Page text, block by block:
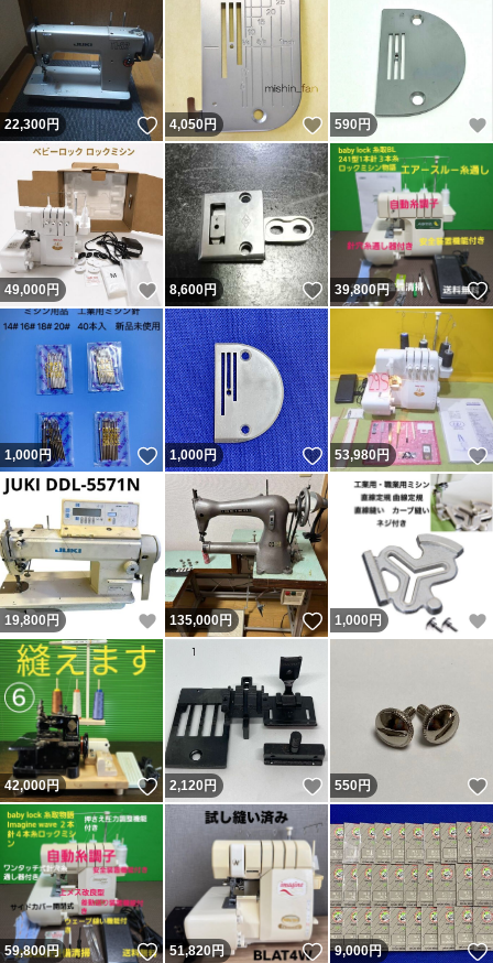
22,300円 いいね！
4,050円 いいね！
590 円
49,000 円 いいね！
8,600円 いいね！
39,800円
1,000円 いいね！
1,000円 いいね！
53,980円
19,800 円 いいね！
135,000円 いいね！
1,000 円
42,000円 いいね！
2,120円 いいね！
550円
59,800円 いいね！
51,820円 いいね！
9,000円